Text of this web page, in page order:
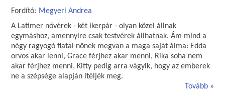
Fordító: Megyeri Andrea
A Latimer nővérek - két ikerpár - olyan közel állnak
egymáshoz, amennyire csak testvérek állhatnak. Ám mind a
négy ragyogó fiatal nőnek megvan a maga saját álma: Edda
orvos akar lenni, Grace férjhez akar menni, Rika soha nem
akar férjhez menni, Kitty pedig arra vágyik, hogy az emberek
ne a szépsége alapján ítéljék meg.
Tovább